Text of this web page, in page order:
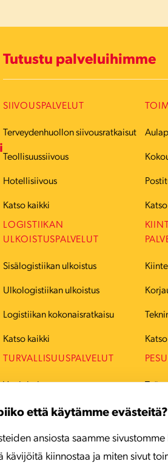
että käytämme evästeitä?
ansiosta saamme
kävijöitä kiinnostaa ja miten sivut
Tutustu palveluihimme
SIIVOUSPALVELUT
Terveydenhuollon siivousratkaisut
Teollisuussiivous
Hotellisiivous
Katso kaikki
LOGISTIIKAN
ULKOISTUSPALVELUT
Sisälogistiikan ulkoistus
Ulkologistiikan ulkoistus
Logistiikan kokonaisratkaisu
Katso kaikki
TURVALLISUUSPALVELUT
Hälytyskeskuspalvelut
Turvatekniikka
Katso kaikki